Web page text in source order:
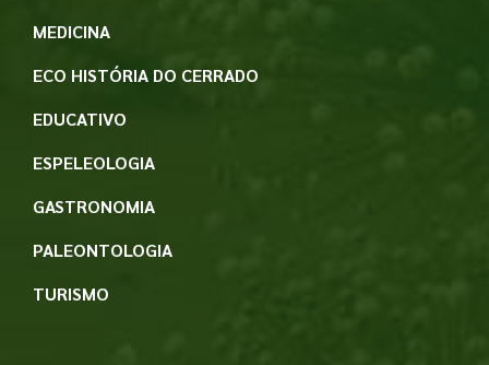
MEDICINA
ECO HISTÓRIA DO CERRADO
EDUCATIVO
ESPELEOLOGIA
GASTRONOMIA
PALEONTOLOGIA
TURISMO